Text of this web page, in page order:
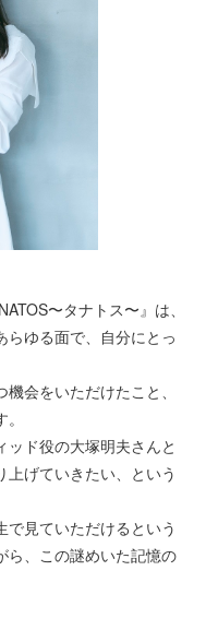
〜タナトス〜』は、
ゆる面で、自分にとっ
会をいただけたこと、
ド役の大塚明夫さんと
げていきたい、という
見ていただけるという
、この謎めいた記憶の